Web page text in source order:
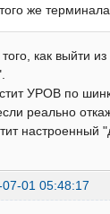
же
как выйти
УРОВ по
реально
настроенный
01 05:48:17